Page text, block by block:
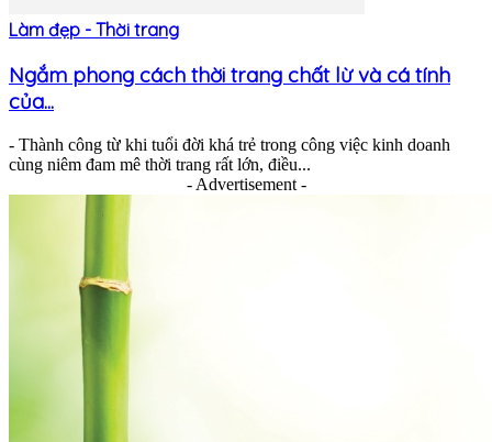
Làm đẹp - Thời trang
Ngắm phong cách thời trang chất lừ và cá tính
của...
- Thành công từ khi tuổi đời khá trẻ trong công việc kinh doanh
cùng niêm đam mê thời trang rất lớn, điều...
- Advertisement -